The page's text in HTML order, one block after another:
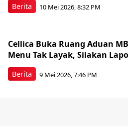
Berita 10 Mei 2026, 8:32 PM
Berita
Cellica Buka Ruang Aduan
Menu Tak Layak, Silakan
9 Mei 2026, 7:46 PM